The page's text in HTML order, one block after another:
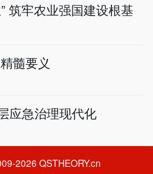
筑牢农业强国建设根基
髓要义
应急治理现代化
2026 QSTHEORY.cn